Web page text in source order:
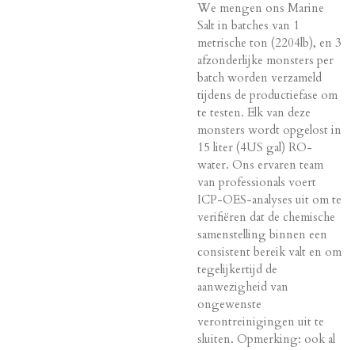
We mengen ons Marine
Salt in batches van 1
metrische ton (2204lb), en 3
afzonderlijke monsters per
batch worden verzameld
tijdens de productiefase om
te testen. Elk van deze
monsters wordt opgelost in
15 liter (4US gal) RO-
water. Ons ervaren team
van professionals voert
ICP-OES-analyses uit om te
verifiëren dat de chemische
samenstelling binnen een
consistent bereik valt en om
tegelijkertijd de
aanwezigheid van
ongewenste
verontreinigingen uit te
sluiten. Opmerking: ook al